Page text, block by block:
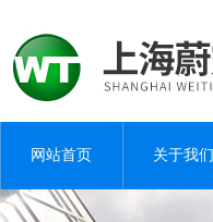
网站首页 关于我们